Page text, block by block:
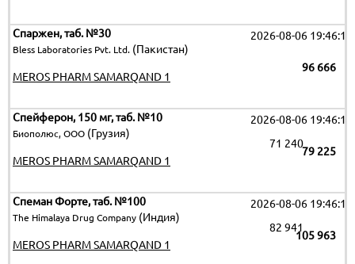
Спаржен, таб. №30
Bless Laboratories Pvt. Ltd. (Пакистан)
2026-08-06 19:46:15
96 666
MEROS PHARM SAMARQAND 1
Спейферон, 150 мг, таб. №10
Биополюс, ООО (Грузия)
2026-08-06 19:46:15
79 225
71 240
MEROS PHARM SAMARQAND 1
Спеман Форте, таб. №100
The Himalaya Drug Company (Индия)
2026-08-06 19:46:15
105 963
82 941
MEROS PHARM SAMARQAND 1